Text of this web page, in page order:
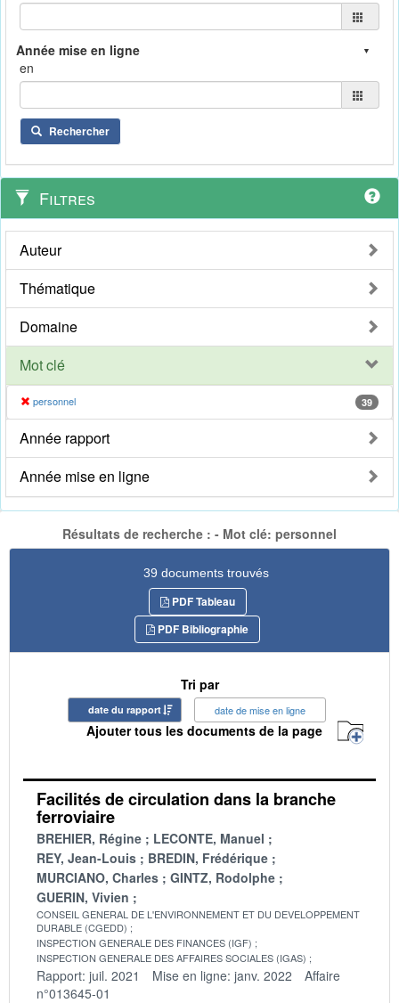
en
Rechercher
Filtres
Auteur
Thématique
Domaine
Mot clé
personnel 39
Année rapport
Année mise en ligne
Résultats de recherche : - Mot clé: personnel
39 documents trouvés
PDF Tableau
PDF Bibliographie
Tri par
date du rapport date de mise en ligne
Ajouter tous les documents de la page
Facilités de circulation dans la branche
ferroviaire
BREHIER, Régine
LECONTE, Manuel
REY, Jean-Louis
BREDIN, Frédérique
MURCIANO, Charles
GINTZ, Rodolphe
GUERIN, Vivien
CONSEIL GENERAL DE L'ENVIRONNEMENT ET DU DEVELOPPEMENT
DURABLE (CGEDD)
INSPECTION GENERALE DES FINANCES (IGF)
INSPECTION GENERALE DES AFFAIRES SOCIALES (IGAS)
Rapport: juil. 2021 Mise en ligne: janv. 2022
Affaire
n°013645-01